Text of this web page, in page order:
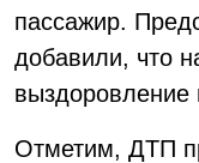
пассажир.
добавили, что
выздоровление
Отметим, ДТП